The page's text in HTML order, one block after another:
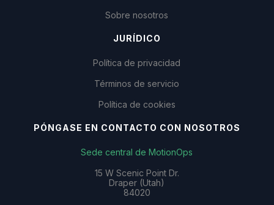
Sobre nosotros
JURÍDICO
Política de privacidad
Términos de servicio
Política de cookies
PÓNGASE EN CONTACTO CON NOSOTROS
Sede central de MotionOps
15 W Scenic Point Dr.
Draper (Utah)
84020